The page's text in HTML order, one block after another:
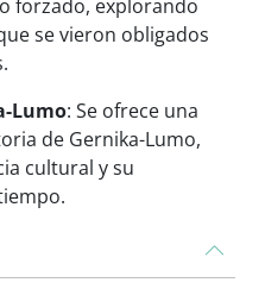
forzado, explorando
se vieron obligados
Lumo: Se ofrece una
de Gernika-Lumo,
cultural y su